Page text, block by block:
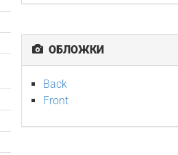
ОБЛОЖКИ
Back
Front